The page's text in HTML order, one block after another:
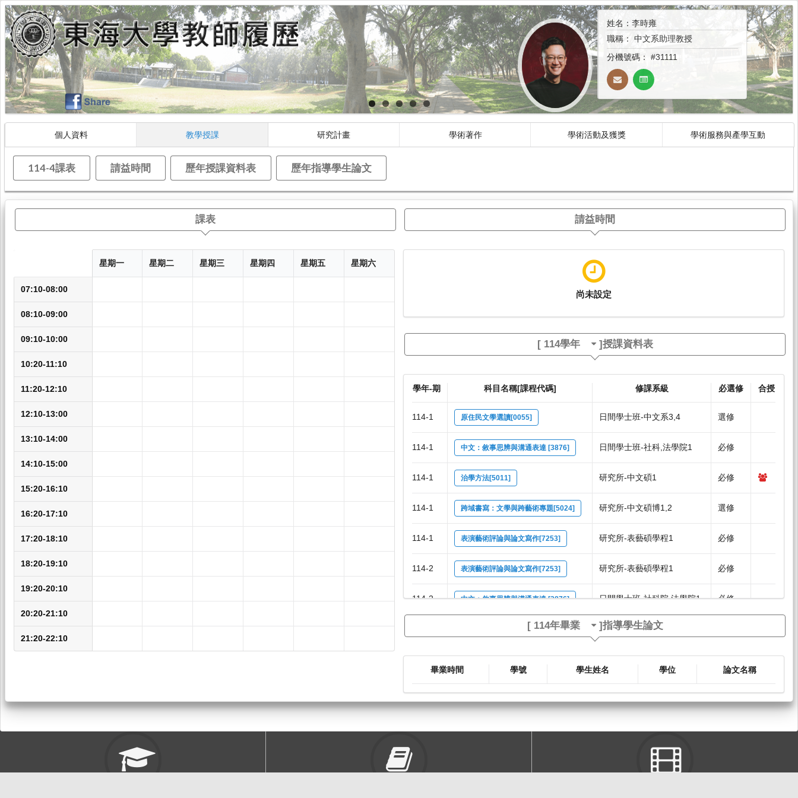
姓名：李時雍
職稱： 中文系助理教授
分機號碼： #31111
個人資料 教學授課 研究計畫 學術著作 學術活動及獲獎 學術服務與產學互動
114-4課表 請益時間 歷年授課資料表 歷年指導學生論文
課表
星期一 星期二 星期三 星期四 星期五 星期六
07:10-08:00
08:10-09:00
09:10-10:00
10:20-11:10
11:20-12:10
12:10-13:00
13:10-14:00
14:10-15:00
15:20-16:10
16:20-17:10
17:20-18:10
18:20-19:10
19:20-20:10
20:20-21:10
21:20-22:10
請益時間
尚未設定
[ 114學年 ]授課資料表
學年-期 科目名稱[課程代碼] 修課系級 必選修 合授
114-1 原住民文學選讀[0055] 日間學士班-中文系3,4 選修
114-1 中文：敘事思辨與溝通表達 [3876] 日間學士班-社科,法學院1 必修
114-1 治學方法[5011] 研究所-中文碩1 必修
114-1 跨域書寫：文學與跨藝術專題[5024] 研究所-中文碩博1,2 選修
114-1 表演藝術評論與論文寫作[7253] 研究所-表藝碩學程1 必修
114-2 表演藝術評論與論文寫作[7253] 研究所-表藝碩學程1 必修
114-2 中文：敘事思辨與溝通表達 [3876] 日間學士班-社科院,法學院1 必修
當代編輯學：理論與實務[0048] 日間學士班-中文系1,2
[ 114年畢業 ]指導學生論文
畢業時間 學號 學生姓名 學位 論文名稱